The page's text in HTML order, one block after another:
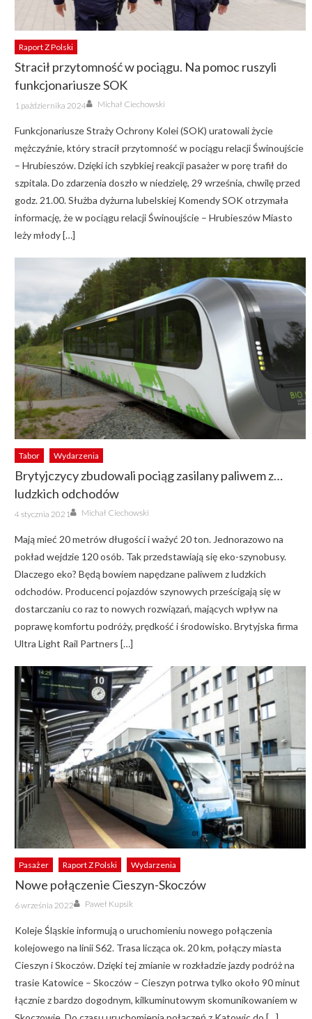
Raport Z Polski
Stracił przytomność w pociągu. Na pomoc ruszyli
funkcjonariusze SOK
Posted
on
1 października 2024 Author
Michał Ciechowski
Funkcjonariusze Straży Ochrony Kolei (SOK) uratowali życie
mężczyźnie, który stracił przytomność w pociągu relacji Świnoujście
– Hrubieszów. Dzięki ich szybkiej reakcji pasażer w porę trafił do
szpitala. Do zdarzenia doszło w niedzielę, 29 września, chwilę przed
godz. 21.00. Służba dyżurna lubelskiej Komendy SOK otrzymała
informację, że w pociągu relacji Świnoujście – Hrubieszów Miasto
leży młody […]
Tabor Wydarzenia
Brytyjczycy zbudowali pociąg zasilany paliwem z…
ludzkich odchodów
Posted
on
4 stycznia 2021 Author
Michał Ciechowski
Mają mieć 20 metrów długości i ważyć 20 ton. Jednorazowo na
pokład wejdzie 120 osób. Tak przedstawiają się eko-szynobusy.
Dlaczego eko? Będą bowiem napędzane paliwem z ludzkich
odchodów. Producenci pojazdów szynowych prześcigają się w
dostarczaniu co raz to nowych rozwiązań, mających wpływ na
poprawę komfortu podróży, prędkość i środowisko. Brytyjska firma
Ultra Light Rail Partners […]
Pasażer Raport Z Polski Wydarzenia
Nowe połączenie Cieszyn-Skoczów
Posted
on
6 września 2022 Author
Paweł Kupsik
Koleje Śląskie informują o uruchomieniu nowego połączenia
kolejowego na linii S62. Trasa licząca ok. 20 km, połączy miasta
Cieszyn i Skoczów. Dzięki tej zmianie w rozkładzie jazdy podróż na
trasie Katowice – Skoczów – Cieszyn potrwa tylko około 90 minut
łącznie z bardzo dogodnym, kilkuminutowym skomunikowaniem w